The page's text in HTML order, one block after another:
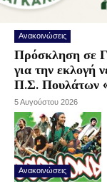
Ανακοινώσεις
Πρόσκληση σε
για την εκλογή
Π.Σ. Πουλάτων
5 Αυγούστου 2026
Ανακοινώσεις